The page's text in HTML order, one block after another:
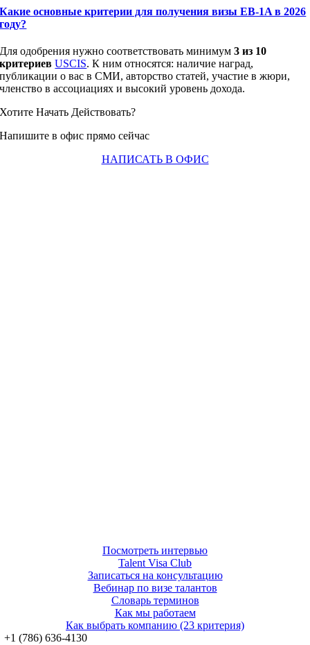
Какие основные критерии для получения визы EB-1A в 2026
году?
Для одобрения нужно соответствовать минимум3 из 10
критериев USCIS. К ним относятся: наличие наград,
публикации о вас в СМИ, авторство статей, участие в жюри,
членство в ассоциациях и высокий уровень дохода.
Хотите Начать Действовать?
Напишите в офис прямо сейчас
НАПИСАТЬ В ОФИС
Посмотреть интервью
Talent Visa Club
Записаться на консультацию
Вебинар по визе талантов
Словарь терминов
Как мы работаем
Как выбрать компанию (23 критерия)
‪+1 (786) 636‑4130‬